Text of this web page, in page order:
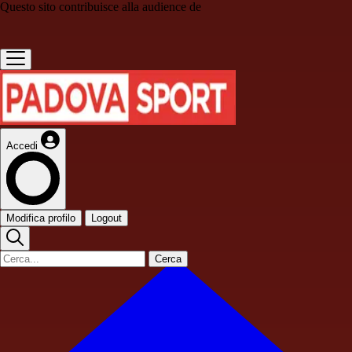
Questo sito contribuisce alla audience de
Accedi
Modifica profilo Logout
Cerca